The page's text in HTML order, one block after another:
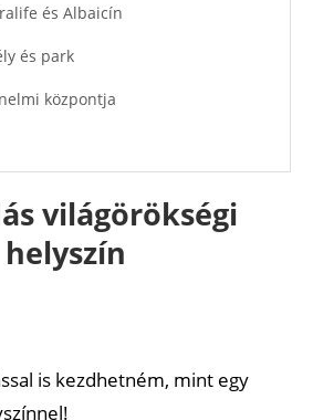
és Albaicín
és park
központja
központja
világörökségi
helyszín
is kezdhetném, mint egy